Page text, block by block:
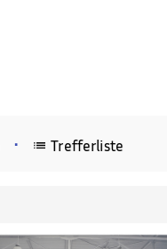
• Trefferliste